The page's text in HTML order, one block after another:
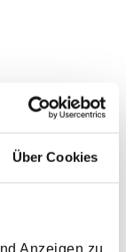
Über Cookies
Anzeigen zu